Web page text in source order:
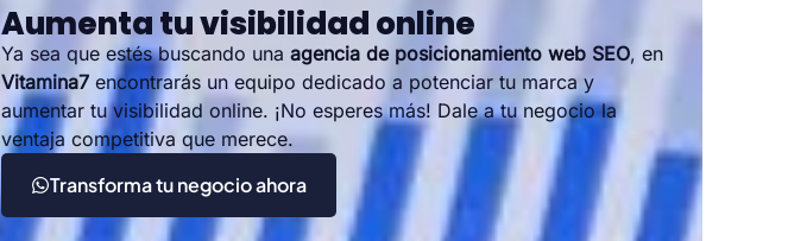
Aumenta tu visibilidad online
Ya sea que estés buscando una agencia de posicionamiento web SEO, en
Vitamina7 encontrarás un equipo dedicado a potenciar tu marca y
aumentar tu visibilidad online. ¡No esperes más! Dale a tu negocio la
ventaja competitiva que merece.
Transforma tu negocio ahora